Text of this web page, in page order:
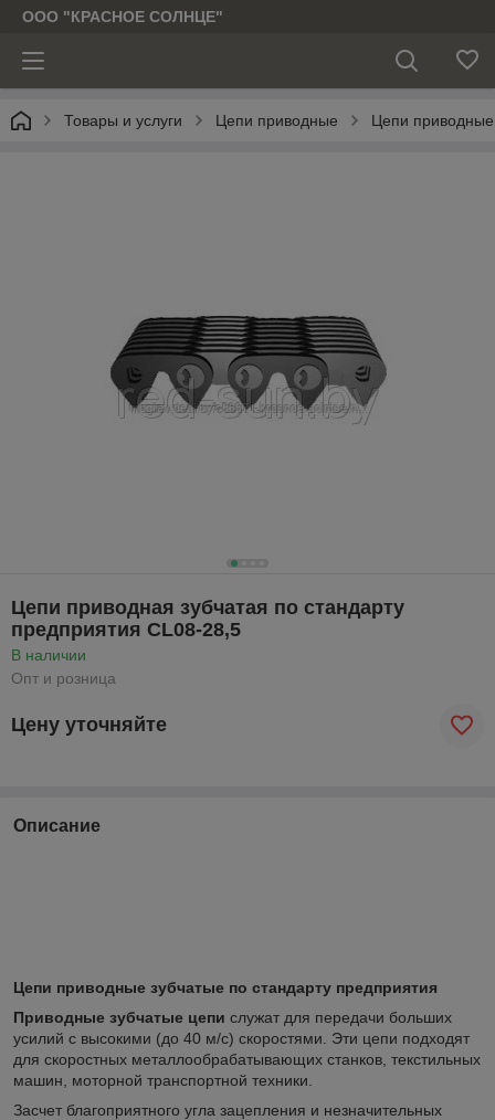
ООО "КРАСНОЕ СОЛНЦЕ"
Товары и услуги Цепи приводные Цепи приводные
Цепи приводная зубчатая по стандарту
предприятия CL08-28,5
В наличии
Опт и розница
Цену уточняйте
Описание
Цепи приводные зубчатые по стандарту предприятия
Приводные зубчатые цепи служат для передачи больших
усилий с высокими (до 40 м/с) скоростями. Эти цепи подходят
для скоростных металлообрабатывающих станков, текстильных
машин, моторной транспортной техники.
Засчет благоприятного угла зацепления и незначительных